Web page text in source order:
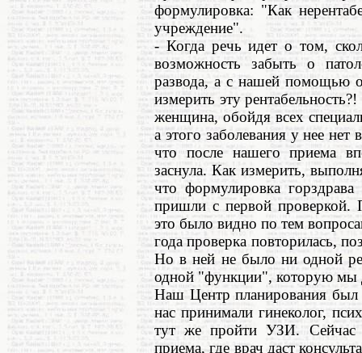
формулировка: "Как
учреждение".
- Когда речь идет о том,
возможность забыть о
развода, а с нашей помощью
измерить эту
женщина, обойдя всех
а этого заболевания у нее
что после нашего приема
заснула. Как измерить,
что формулировка
пришли с первой проверкой.
это было видно по тем
года проверка повторилась,
Но в ней не было ни одной
одной "функции", которую мы
Наш Центр планирования был
нас принимали гинеколог,
тут же пройти УЗИ. Сейчас
приема, где врач даст